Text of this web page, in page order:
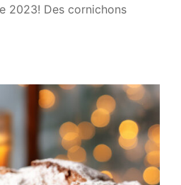
2023! Des cornichons